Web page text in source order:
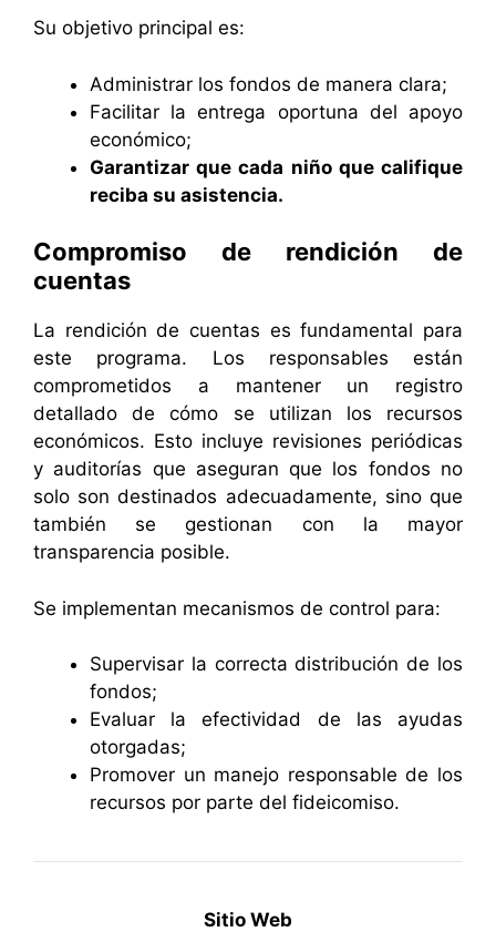
Su objetivo principal es:
Administrar los fondos de manera clara;
Facilitar la entrega oportuna del apoyo
económico;
Garantizar que cada niño que califique
reciba su asistencia.
Compromiso de rendición de
cuentas
La rendición de cuentas es fundamental para
este programa. Los responsables están
comprometidos a mantener un registro
detallado de cómo se utilizan los recursos
económicos. Esto incluye revisiones periódicas
y auditorías que aseguran que los fondos no
solo son destinados adecuadamente, sino que
también se gestionan con la mayor
transparencia posible.
Se implementan mecanismos de control para:
Supervisar la correcta distribución de los
fondos;
Evaluar la efectividad de las ayudas
otorgadas;
Promover un manejo responsable de los
recursos por parte del fideicomiso.
Sitio Web